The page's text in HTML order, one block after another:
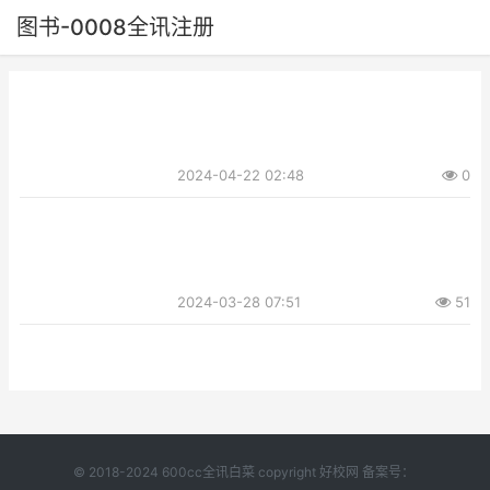
图书-0008全讯注册
2024-04-22 02:48 0
2024-03-28 07:51 51
© 2018-2024 600cc全讯白菜 copyright 好校网 备案号：